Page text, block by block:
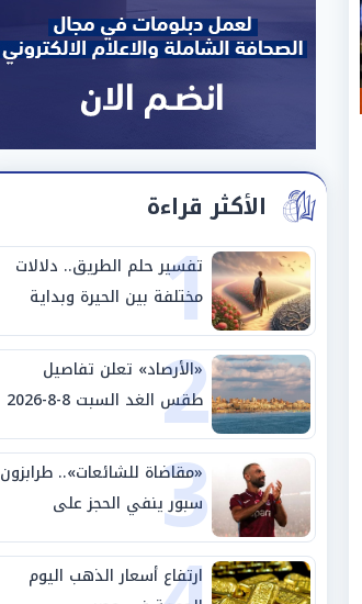
الأكثر قراءة
1
تفسير حلم الطريق.. دلالات
مختلفة بين الحيرة وبداية
مرحلة جديدة
2
«الأرصاد» تعلن تفاصيل
طقس الغد السبت 8-8-2026
والظواهر الجوية
3
«مقاضاة للشائعات».. طرابزون
سبور ينفي الحجز على
مستحقات محمد صلاح
ارتفاع أسعار الذهب اليوم